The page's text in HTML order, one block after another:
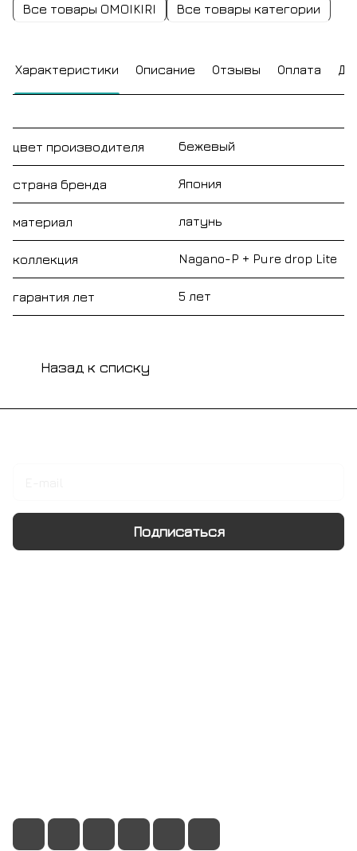
Все товары OMOIKIRI Все товары категории
Характеристики Описание Отзывы Оплата
цвет производителя бежевый
страна бренда Япония
материал латунь
коллекция Nagano-P + Pure drop Lite
гарантия лет 5 лет
Назад к списку
Подписаться